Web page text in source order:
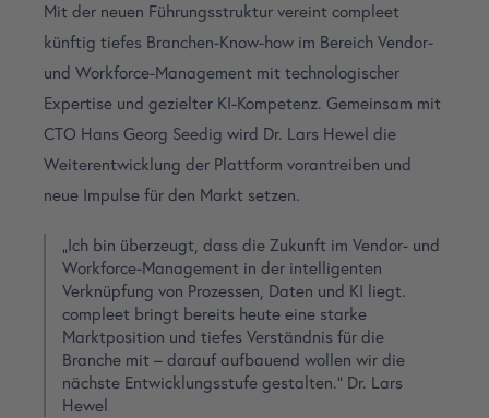
Mit der neuen Führungsstruktur vereint compleet
künftig tiefes Branchen-Know-how im Bereich Vendor-
und Workforce-Management mit technologischer
Expertise und gezielter KI-Kompetenz. Gemeinsam mit
CTO Hans Georg Seedig wird Dr. Lars Hewel die
Weiterentwicklung der Plattform vorantreiben und
neue Impulse für den Markt setzen.
„Ich bin überzeugt, dass die Zukunft im Vendor- und
Workforce-Management in der intelligenten
Verknüpfung von Prozessen, Daten und KI liegt.
compleet bringt bereits heute eine starke
Marktposition und tiefes Verständnis für die
Branche mit – darauf aufbauend wollen wir die
nächste Entwicklungsstufe gestalten.“ Dr. Lars
Hewel